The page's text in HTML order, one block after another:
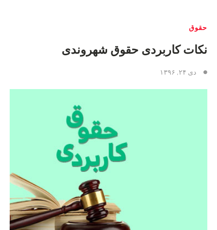
حقوق
نکات کاربردی حقوق شهروندی
دی ۲۴, ۱۳۹۶